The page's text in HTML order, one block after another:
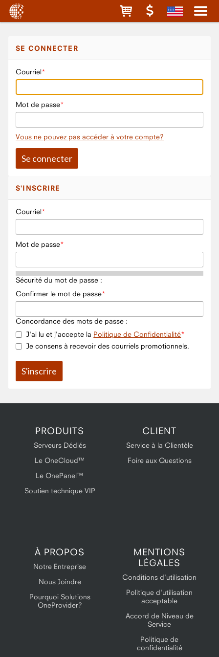
SE CONNECTER
Courriel
Mot de passe
Vous ne pouvez pas accéder à votre compte?
S'INSCRIRE
Courriel
Mot de passe
Sécurité du mot de passe :
Confirmer le mot de passe
Concordance des mots de passe :
J'ai lu et j'accepte la Politique de Confidentialité
Je consens à recevoir des courriels promotionnels.
PRODUITS
Serveurs Dédiés
Le OneCloud™
Le OnePanel™
Soutien technique VIP
CLIENT
Service à la Clientèle
Foire aux Questions
À PROPOS
Notre Entreprise
Nous Joindre
Pourquoi Solutions
OneProvider?
MENTIONS
LÉGALES
Conditions d'utilisation
Politique d'utilisation
acceptable
Accord de Niveau de
Service
Politique de
confidentialité